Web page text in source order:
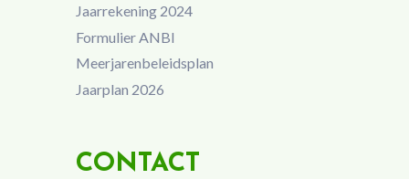
Jaarrekening 2024
Formulier ANBI
Meerjarenbeleidsplan
Jaarplan 2026
CONTACT